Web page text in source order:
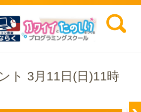
検索:
ト 3月11日(日)11時